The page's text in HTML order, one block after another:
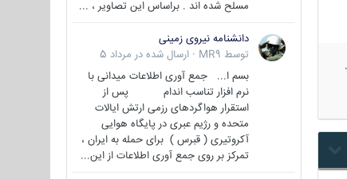
مسلح شده اند . براساس این تصاویر ، ...
دانشنامه نیروی زمینی
توسط MR9
· ارسال شده در مرداد 5
بسم ا... جمع آوری اطلاعات میدانی با
نرم افزار تناسب اندام پس از
استقرار هواگردهای رزمی ارتش ایالات
متحده و رژیم عبری در پایگاه هوایی
آکروتیری ( قبرس ) برای حمله به ایران ،
تمرکز بر روی جمع آوری اطلاعات از این...